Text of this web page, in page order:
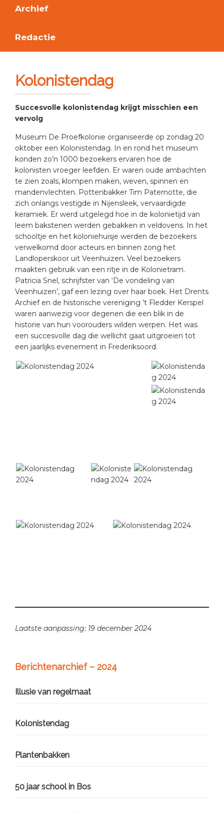
Archief
Redactie
Kolonistendag
Succesvolle kolonistendag krijgt misschien een
vervolg
Museum De Proefkolonie organiseerde op zondag 20
oktober een Kolonistendag. In en rond het museum
konden zo’n 1000 bezoekers ervaren hoe de
kolonisten vroeger leefden. Er waren oude ambachten
te zien zoals, klompen maken, weven, spinnen en
mandenvlechten. Pottenbakker Tim Paternotte, die
zich onlangs vestigde in Nijensleek, vervaardigde
keramiek. Er werd uitgelegd hoe in de kolonietijd van
leem bakstenen werden gebakken in veldovens. In het
schooltje en het koloniehuisje werden de bezoekers
verwelkomd door acteurs en binnen zong het
Landloperskoor uit Veenhuizen. Veel bezoekers
maakten gebruik van een ritje in de Kolonietram.
Patricia Snel, schrijfster van ‘De vondeling van
Veenhuizen’, gaf een lezing over haar boek. Het Drents
Archief en de historische vereniging ’t Fledder Kerspel
waren aanwezig voor degenen die een blik in de
historie van hun voorouders wilden werpen. Het was
een succesvolle dag die wellicht gaat uitgroeien tot
een jaarlijks evenement in Frederiksoord.
Laatste aanpassing: 19 december 2024
Primary
Sidebar
Berichtenarchief – 2024
Illusie van regelmaat
Kolonistendag
Plantenbakken
50 jaar school in Bos